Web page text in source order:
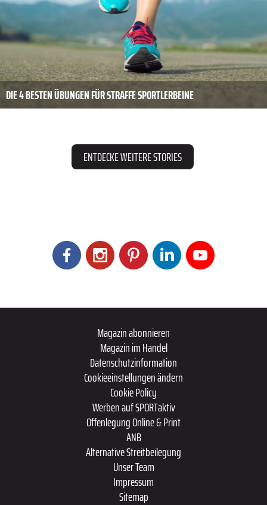
DIE 4 BESTEN ÜBUNGEN FÜR STRAFFE SPORTLERBEINE
ENTDECKE WEITERE STORIES
Magazin abonnieren
Magazin im Handel
Datenschutzinformation
Cookieeinstellungen ändern
Cookie Policy
Werben auf SPORTaktiv
Offenlegung Online & Print
ANB
Alternative Streitbeilegung
Unser Team
Impressum
Sitemap